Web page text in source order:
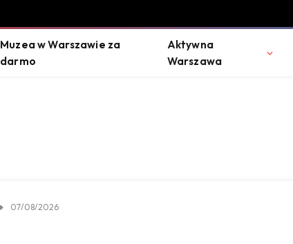
Muzea w Warszawie za
darmo
Aktywna
Warszawa
07/08/2026